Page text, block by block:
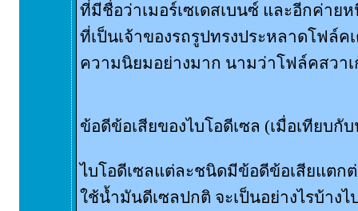
ที่มีชื่อว่าเมอร์เซเดสเบนซ์ และอีกค่าย
ที่เป็นเจ้าของรถรูปทรงประหลาดโฟล์ค
ความนิยมอย่างมาก นามว่าโฟล์คสวา
ข้อดีข้อเสียของไบโอดีเซล (เมื่อเทียบกั
ไบโอดีเซลแต่ละชนิดมีข้อดีข้อเสียแตก
ใช้น้ำมันดีเซลปกติ จะเป็นอย่างไรบ้าง